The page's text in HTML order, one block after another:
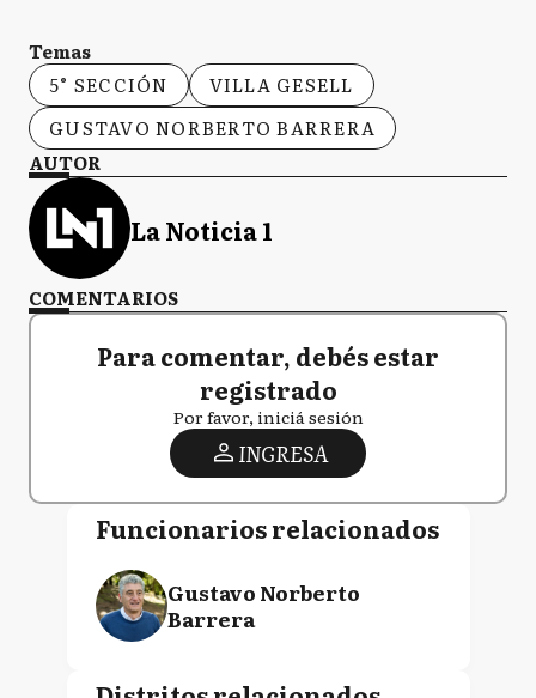
Temas
5° SECCIÓN
VILLA GESELL
GUSTAVO NORBERTO BARRERA
AUTOR
La Noticia 1
COMENTARIOS
Para comentar, debés estar
registrado
Por favor, iniciá sesión
INGRESA
Funcionarios relacionados
Gustavo Norberto
Barrera